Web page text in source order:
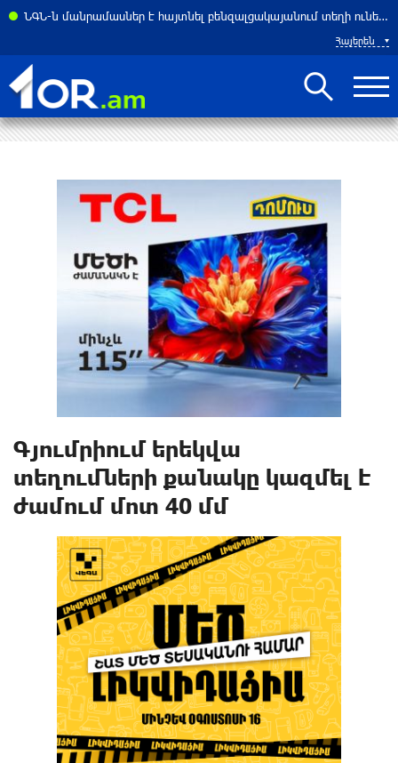
ՆԳՆ-ն մանրամասներ է հայտնել բենզալցակայանում տեղի ունեցած պայթյունից
Հայերեն
Գյումրիում երեկվա
տեղումների քանակը կազմել է
ժամում մոտ 40 մմ